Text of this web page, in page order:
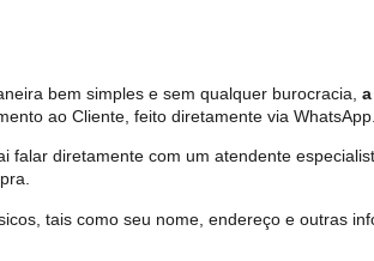
bem simples e sem qualquer burocracia,
ao Cliente, feito diretamente via WhatsApp.
diretamente com um atendente
tais como seu nome, endereço e outras